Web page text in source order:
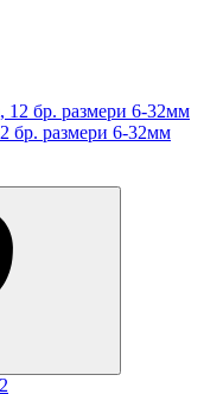
бр. размери 6-32мм